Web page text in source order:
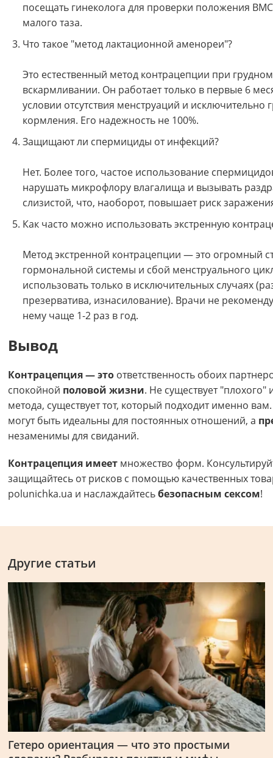
посещать гинеколога для проверки положения
малого таза.
Что такое "метод лактационной аменореи"?
Это естественный метод контрацепции при грудном
вскармливании. Он работает только в первые 6
условии отсутствия менструаций и исключительно
кормления. Его надежность не 100%.
Защищают ли спермициды от инфекций?
Нет. Более того, частое использование
нарушать микрофлору влагалища и вызывать
слизистой, что, наоборот, повышает риск
Как часто можно использовать экстренную
Метод экстренной контрацепции — это огромный
гормональной системы и сбой менструального
использовать только в исключительных случаях
презерватива, изнасилование). Врачи не
нему чаще 1-2 раз в год.
Вывод
Контрацепция — это ответственность обоих
спокойной половой жизни. Не существует
метода, существует тот, который подходит именно
могут быть идеальны для постоянных отношений, а
незаменимы для свиданий.
Контрацепция имеет множество форм.
защищайтесь от рисков с помощью качественных
polunichka.ua и наслаждайтесьбезопасным сексом!
Другие статьи
Гетеро ориентация — что это простыми